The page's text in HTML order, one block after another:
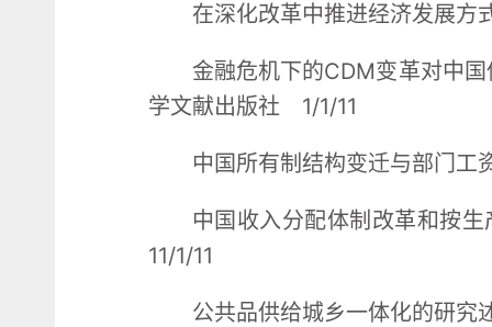
在深化改革中推进经济发展
金融危机下的CDM变革对中
学文献出版社 1/1/11
中国所有制结构变迁与部门
中国收入分配体制改革和按
11/1/11
公共品供给城乡一体化的研